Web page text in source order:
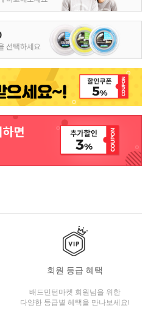
회원 등급 혜택
배드민턴마켓 회원님을 위한
다양한 등급별 혜택을 만나보세요!